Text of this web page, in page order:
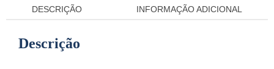
DESCRIÇÃO INFORMAÇÃO ADICIONAL
Descrição